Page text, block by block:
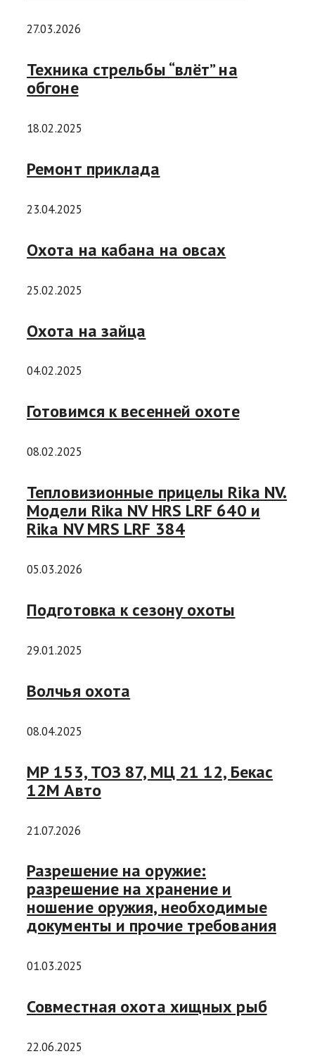
27.03.2026
Техника стрельбы “влёт” на
обгоне
18.02.2025
Ремонт приклада
23.04.2025
Охота на кабана на овсах
25.02.2025
Охота на зайца
04.02.2025
Готовимся к весенней охоте
08.02.2025
Тепловизионные прицелы Rika NV.
Модели Rika NV HRS LRF 640 и
Rika NV MRS LRF 384
05.03.2026
Подготовка к сезону охоты
29.01.2025
Волчья охота
08.04.2025
МР 153, ТОЗ 87, МЦ 21 12, Бекас
12М Авто
21.07.2026
Разрешение на оружие:
разрешение на хранение и
ношение оружия, необходимые
документы и прочие требования
01.03.2025
Совместная охота хищных рыб
22.06.2025